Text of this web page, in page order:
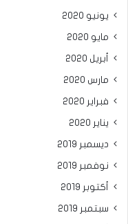
يونيو 2020
مايو 2020
أبريل 2020
مارس 2020
فبراير 2020
يناير 2020
ديسمبر 2019
نوفمبر 2019
أكتوبر 2019
سبتمبر 2019